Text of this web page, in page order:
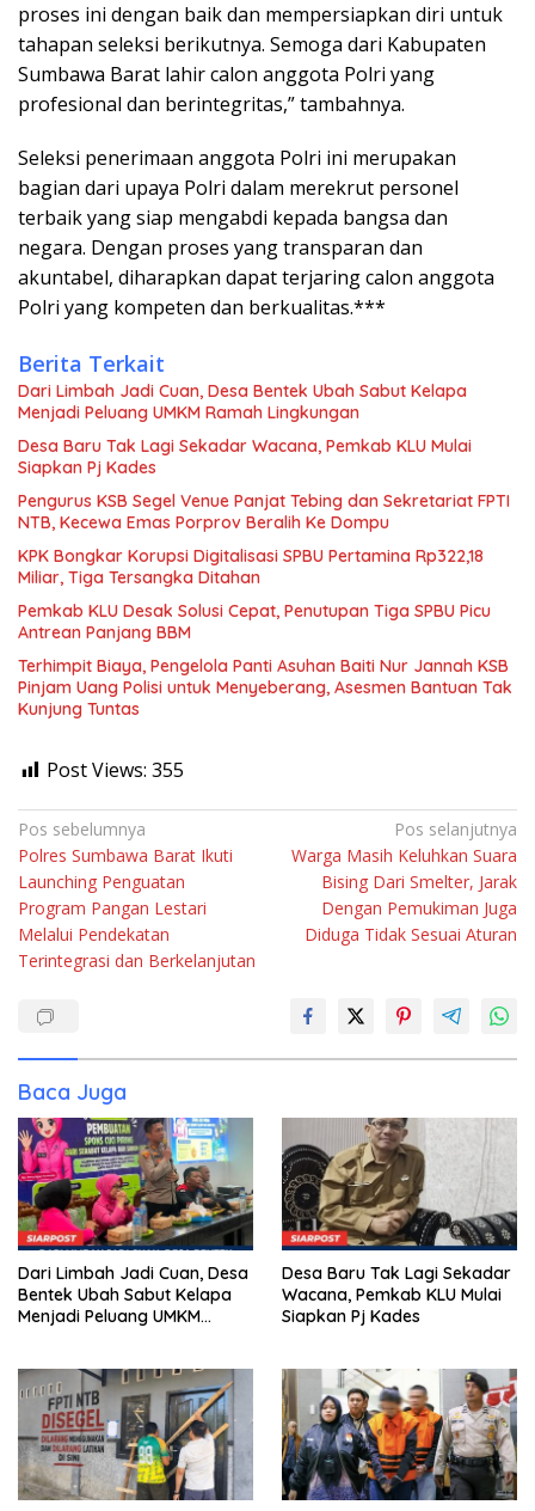
proses ini dengan baik dan mempersiapkan diri untuk
tahapan seleksi berikutnya. Semoga dari Kabupaten
Sumbawa Barat lahir calon anggota Polri yang
profesional dan berintegritas,” tambahnya.
Seleksi penerimaan anggota Polri ini merupakan
bagian dari upaya Polri dalam merekrut personel
terbaik yang siap mengabdi kepada bangsa dan
negara. Dengan proses yang transparan dan
akuntabel, diharapkan dapat terjaring calon anggota
Polri yang kompeten dan berkualitas.***
Berita Terkait
Dari Limbah Jadi Cuan, Desa Bentek Ubah Sabut Kelapa
Menjadi Peluang UMKM Ramah Lingkungan
Desa Baru Tak Lagi Sekadar Wacana, Pemkab KLU Mulai
Siapkan Pj Kades
Pengurus KSB Segel Venue Panjat Tebing dan Sekretariat FPTI
NTB, Kecewa Emas Porprov Beralih Ke Dompu
KPK Bongkar Korupsi Digitalisasi SPBU Pertamina Rp322,18
Miliar, Tiga Tersangka Ditahan
Pemkab KLU Desak Solusi Cepat, Penutupan Tiga SPBU Picu
Antrean Panjang BBM
Terhimpit Biaya, Pengelola Panti Asuhan Baiti Nur Jannah KSB
Pinjam Uang Polisi untuk Menyeberang, Asesmen Bantuan Tak
Kunjung Tuntas
Post Views: 355
Navigasi
pos
Pos sebelumnya
Polres Sumbawa Barat Ikuti
Launching Penguatan
Program Pangan Lestari
Melalui Pendekatan
Terintegrasi dan Berkelanjutan
Pos selanjutnya
Warga Masih Keluhkan Suara
Bising Dari Smelter, Jarak
Dengan Pemukiman Juga
Diduga Tidak Sesuai Aturan
Baca Juga
Dari Limbah Jadi Cuan, Desa
Bentek Ubah Sabut Kelapa
Menjadi Peluang UMKM
Desa Baru Tak Lagi Sekadar
Wacana, Pemkab KLU Mulai
Siapkan Pj Kades